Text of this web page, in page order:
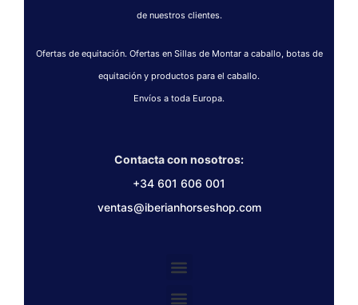
de nuestros clientes.
Ofertas de equitación. Ofertas en Sillas de Montar a caballo, botas de
equitación y productos para el caballo.
Envíos a toda Europa.
Contacta con nosotros:
+34 601 606 001
ventas@iberianhorseshop.com